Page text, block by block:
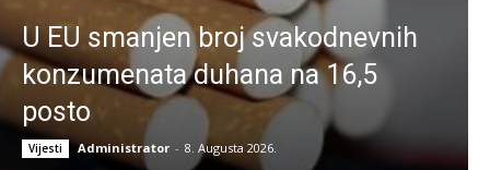
U EU smanjen broj svakodnevnih
konzumenata duhana na 16,5
posto
Vijesti Administrator - 8. Augusta 2026.